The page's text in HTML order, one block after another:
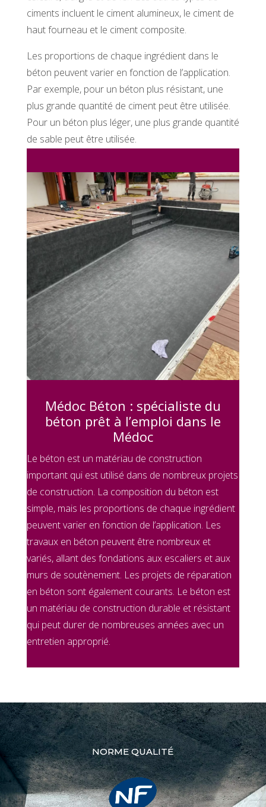
ciments incluent le ciment alumineux, le ciment de
haut fourneau et le ciment composite.
Les proportions de chaque ingrédient dans le
béton peuvent varier en fonction de l’application.
Par exemple, pour un béton plus résistant, une
plus grande quantité de ciment peut être utilisée.
Pour un béton plus léger, une plus grande quantité
de sable peut être utilisée.
Médoc Béton : spécialiste du
béton prêt à l’emploi dans le
Médoc
Le béton est un matériau de construction
important qui est utilisé dans de nombreux projets
de construction. La composition du béton est
simple, mais les proportions de chaque ingrédient
peuvent varier en fonction de l’application. Les
travaux en béton peuvent être nombreux et
variés, allant des fondations aux escaliers et aux
murs de soutènement. Les projets de réparation
en béton sont également courants. Le béton est
un matériau de construction durable et résistant
qui peut durer de nombreuses années avec un
entretien approprié.
NORME QUALITÉ